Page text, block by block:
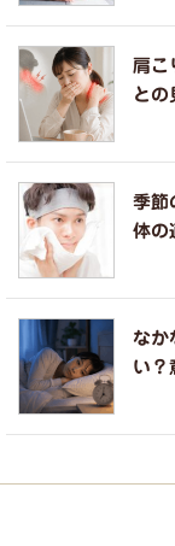
肩こ
との
季節
体の
なか
い？